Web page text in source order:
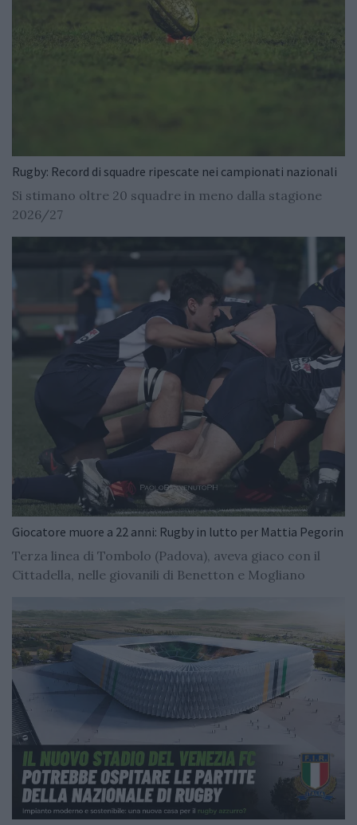
Rugby: Record di squadre ripescate nei campionati nazionali
Si stimano oltre 20 squadre in meno dalla stagione
2026/27
Giocatore muore a 22 anni: Rugby in lutto per Mattia Pegorin
Terza linea di Tombolo (Padova), aveva giaco con il
Cittadella, nelle giovanili di Benetton e Mogliano